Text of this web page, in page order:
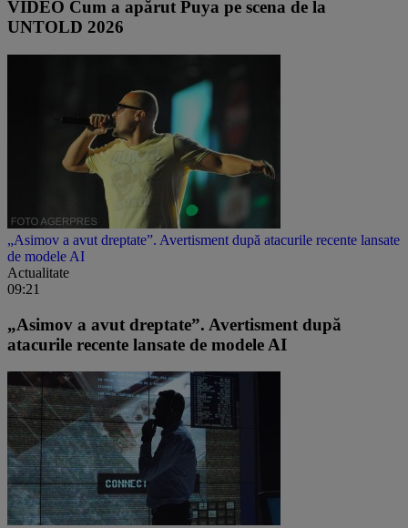
VIDEO Cum a apărut Puya pe scena de la
UNTOLD 2026
„Asimov a avut dreptate”. Avertisment după atacurile recente lansate
de modele AI
Actualitate
09:21
„Asimov a avut dreptate”. Avertisment după
atacurile recente lansate de modele AI